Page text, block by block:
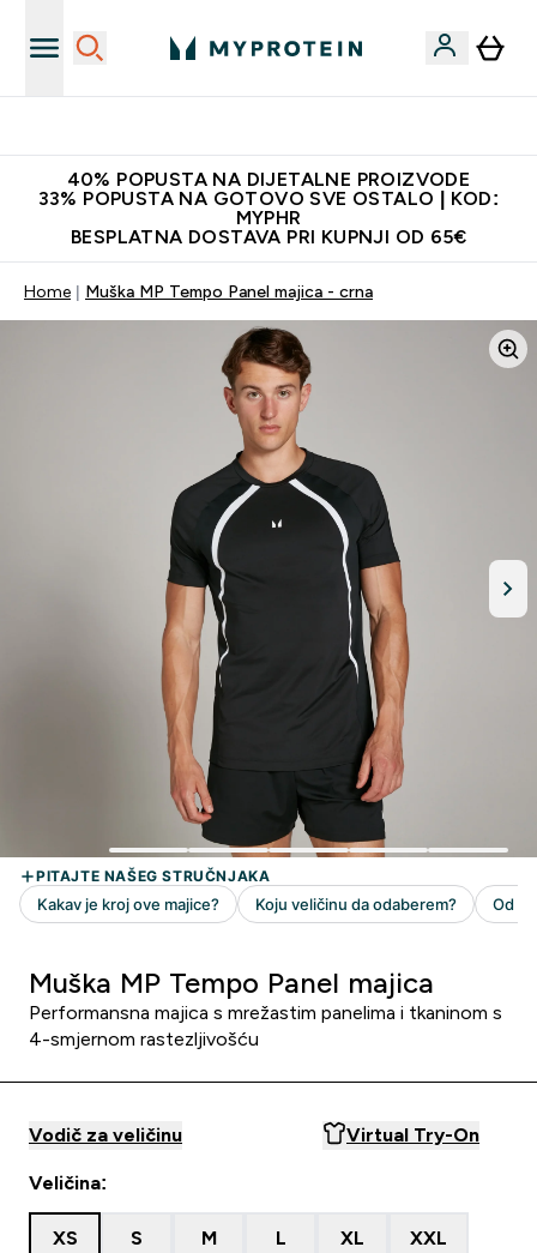
40% POPUSTA NA DIJETALNE PROIZVODE
33% POPUSTA NA GOTOVO SVE OSTALO | KOD:
MYPHR
BESPLATNA DOSTAVA PRI KUPNJI OD 65€
Home Muška MP Tempo Panel majica - crna
Muška MP Tempo Panel majica
Performansna majica s mrežastim panelima i tkaninom s
4-smjernom rastezljivošću
Vodič za veličinu Virtual Try-On
Veličina:
XS S M L XL XXL